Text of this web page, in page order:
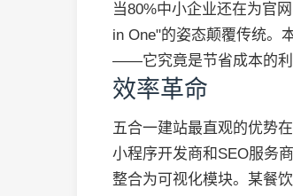
当80%中小企业还在为官
in One"的姿态颠覆传统。
——它究竟是节省成本的利
效率革命
五合一建站最直观的优势
小程序开发商和SEO服务
整合为可视化模块。某餐